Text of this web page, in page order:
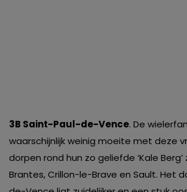
3B Saint-Paul-de-Vence. De
waarschijnlijk weinig moeite met deze
dorpen rond hun zo geliefde ‘Kale Berg’
Brantes, Crillon-le-Brave en Sault. Het